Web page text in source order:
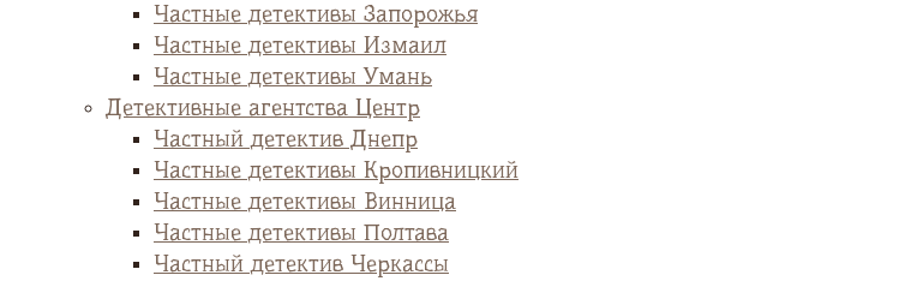
Частные детективы Запорожья
Частные детективы Измаил
Частные детективы Умань
Детективные агентства Центр
Частный детектив Днепр
Частные детективы Кропивницкий
Частные детективы Винница
Частные детективы Полтава
Частный детектив Черкассы